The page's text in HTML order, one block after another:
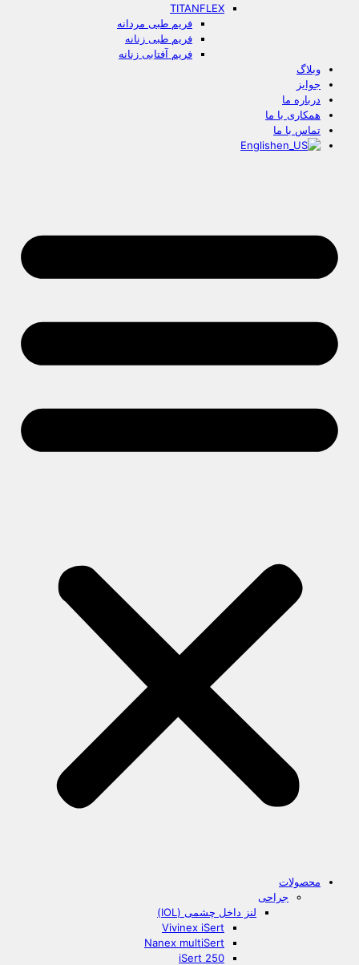
TITANFLEX
فریم طبی مردانه
فریم طبی زنانه
فریم آفتابی زنانه
وبلاگ
جوایز
درباره ما
همکاری با ما
تماس با ما
English
محصولات
جراحی
لنز داخل چشمی (IOL)
Vivinex iSert
Nanex multiSert
iSert 250